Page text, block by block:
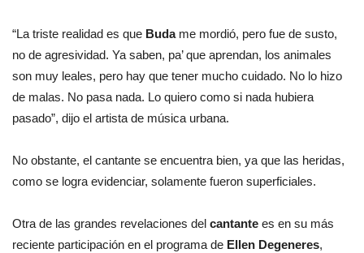
“La triste realidad es que Buda me mordió, pero fue de susto,
no de agresividad. Ya saben, pa’ que aprendan, los animales
son muy leales, pero hay que tener mucho cuidado. No lo hizo
de malas. No pasa nada. Lo quiero como si nada hubiera
pasado”, dijo el artista de música urbana.
No obstante, el cantante se encuentra bien, ya que las heridas,
como se logra evidenciar, solamente fueron superficiales.
Otra de las grandes revelaciones del cantante es en su más
reciente participación en el programa de Ellen Degeneres,